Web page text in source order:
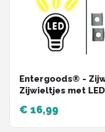
Entergoods® -
Zijwieltjes met
Kinderfiets -
inch/20 inch -
- Universeel -
€ 16,99